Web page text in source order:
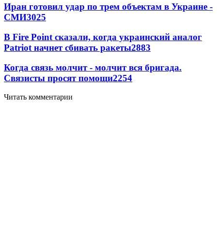
Иран готовил удар по трем объектам в Украине -
СМИ3025
В Fire Point сказали, когда украинский аналог
Patriot начнет сбивать ракеты2883
Когда связь молчит - молчит вся бригада.
Связисты просят помощи2254
Читать комментарии